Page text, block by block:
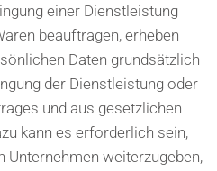
einer Dienstleistung
beauftragen, erheben
Daten grundsätzlich
der Dienstleistung oder
und aus gesetzlichen
kann es erforderlich sein,
Unternehmen weiterzugeben,